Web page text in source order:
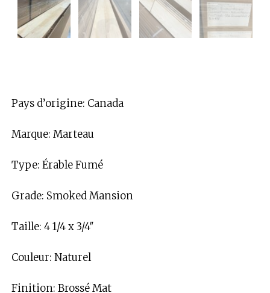
Pays d’origine: Canada
Marque: Marteau
Type: Érable Fumé
Grade: Smoked Mansion
Taille: 4 1/4 x 3/4″
Couleur: Naturel
Finition: Brossé Mat